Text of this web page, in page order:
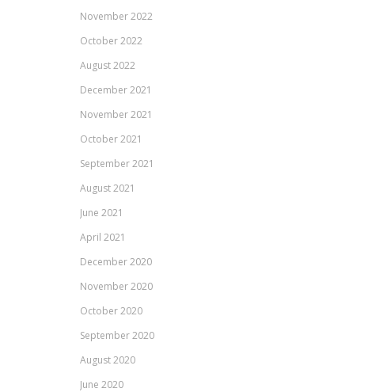
November 2022
October 2022
August 2022
December 2021
November 2021
October 2021
September 2021
August 2021
June 2021
April 2021
December 2020
November 2020
October 2020
September 2020
August 2020
June 2020